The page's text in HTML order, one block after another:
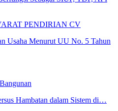
PENDIRIAN CV
Usaha Menurut UU No. 5 Tahun
Hambatan dalam Sistem di…